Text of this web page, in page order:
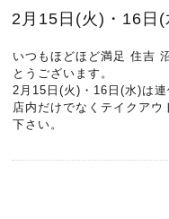
2月15日(火)・16日(
いつもほどほど満足 住吉
とうございます。
2月15日(火)・16日(水)は連
店内だけでなくテイクア
下さい。